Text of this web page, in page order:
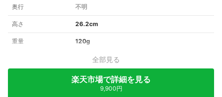
奥行 不明
高さ 26.2cm
重量 120g
全部見る
楽天市場で詳細を見る
9,900円